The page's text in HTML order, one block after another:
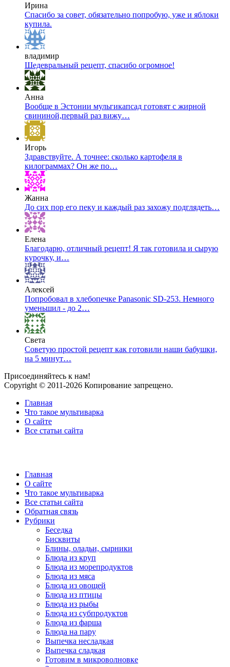
Ирина
Спасибо за совет, обязательно попробую, уже и яблоки
купила.
владимир
Шедевральный рецепт, спасибо огромное!
Анна
Вообще в Эстонии мульгикапсад готовят с жирной
свининой,первый раз вижу…
Игорь
Здравствуйте. А точнее: сколько картофеля в
килограммах? Он же по…
Жанна
До сих пор его пеку и каждый раз захожу подглядеть…
Елена
Благодарю, отличный рецепт! Я так готовила и сырую
курочку, и…
Алексей
Попробовал в хлебопечке Panasonic SD-253. Немного
уменьшил - до 2…
Света
Советую простой рецепт как готовили наши бабушки,
на 5 минут…
Присоединяйтесь к нам!
Copyright © 2011-2026 Копирование запрещено.
Главная
Что такое мультиварка
О сайте
Все статьи сайта
Главная
О сайте
Что такое мультиварка
Все статьи сайта
Обратная связь
Рубрики
Беседка
Бисквиты
Блины, оладьи, сырники
Блюда из круп
Блюда из морепродуктов
Блюда из мяса
Блюда из овощей
Блюда из птицы
Блюда из рыбы
Блюда из субпродуктов
Блюда из фарша
Блюда на пару
Выпечка несладкая
Выпечка сладкая
Готовим в микроволновке